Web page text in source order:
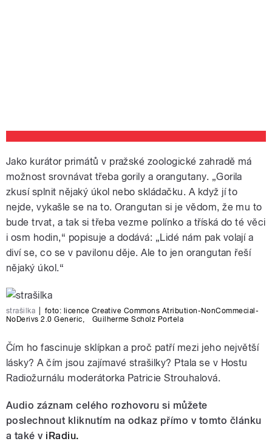
Jako kurátor primátů v pražské zoologické zahradě má
možnost srovnávat třeba gorily a orangutany. „Gorila
zkusí splnit nějaký úkol nebo skládačku. A když jí to
nejde, vykašle se na to. Orangutan si je vědom, že mu to
bude trvat, a tak si třeba vezme polínko a tříská do té věci
i osm hodin,“ popisuje a dodává: „Lidé nám pak volají a
diví se, co se v pavilonu děje. Ale to jen orangutan řeší
nějaký úkol.“
strašilka foto: licence Creative Commons Atribution-NonCommecial-
NoDerivs 2.0 Generic
Guilherme Scholz Portela
Čím ho fascinuje sklípkan a proč patří mezi jeho největší
lásky? A čím jsou zajímavé strašilky? Ptala se v Hostu
Radiožurnálu moderátorka Patricie Strouhalová.
Audio záznam celého rozhovoru si můžete
poslechnout kliknutím na odkaz přímo v tomto článku
a také v iRadiu.